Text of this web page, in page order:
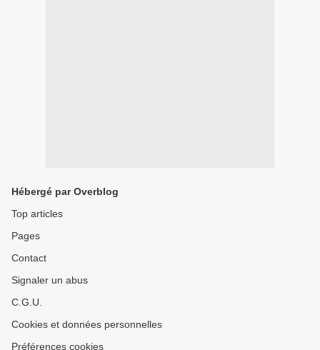
Hébergé par Overblog
Top articles
Pages
Contact
Signaler un abus
C.G.U.
Cookies et données personnelles
Préférences cookies